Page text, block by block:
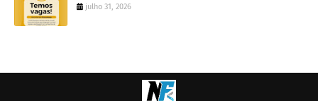
julho 31, 2026